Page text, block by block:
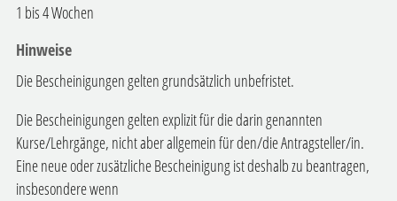
1 bis 4 Wochen
Hinweise
Die Bescheinigungen gelten grundsätzlich unbefristet.
Die Bescheinigungen gelten explizit für die darin genannten
Kurse/Lehrgänge, nicht aber allgemein für den/die Antragsteller/in.
Eine neue oder zusätzliche Bescheinigung ist deshalb zu beantragen,
insbesondere wenn